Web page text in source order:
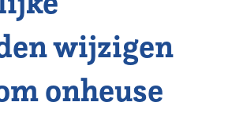
wijzigen
onheuse